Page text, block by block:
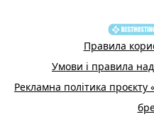
Правила
Умови і правила
Рекламна політика